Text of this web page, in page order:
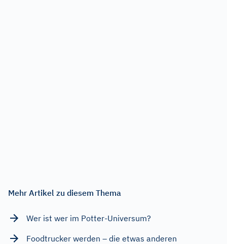
Mehr Artikel zu diesem Thema
Wer ist wer im Potter-Universum?
Foodtrucker werden – die etwas anderen